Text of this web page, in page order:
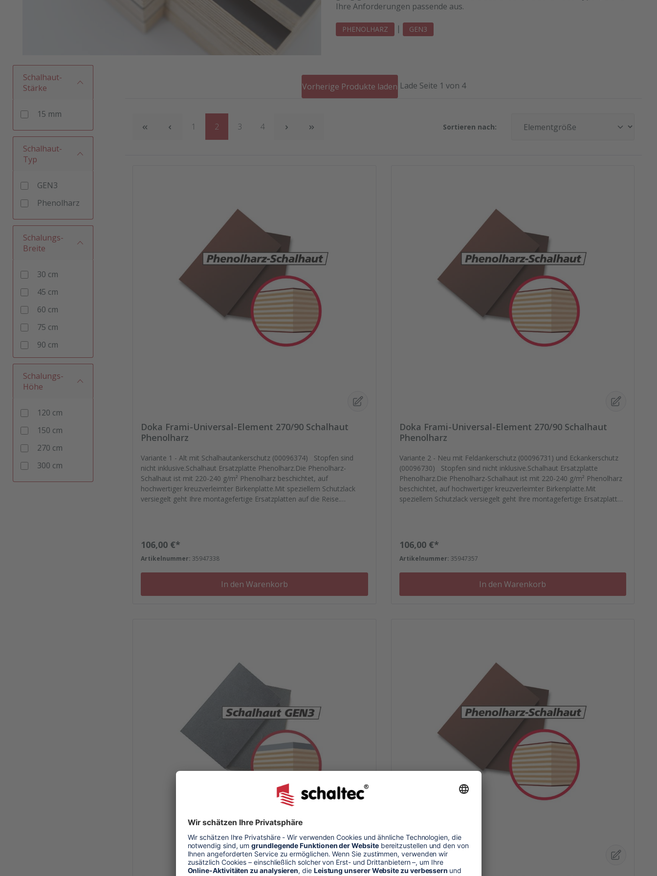
Ihre Anforderungen passende aus.
PHENOLHARZ | GEN3
Schalhaut-
Stärke
15 mm
Schalhaut-
Typ
GEN3
Phenolharz
Schalungs-
Breite
30 cm
45 cm
60 cm
75 cm
90 cm
Schalungs-
Höhe
120 cm
150 cm
270 cm
300 cm
Vorherige Produkte laden Lade Seite 1 von 4
Seite
1 Seite
2 Seite
3 Seite
4 Sortieren nach:
Doka Frami-Universal-Element 270/90 Schalhaut
Phenolharz
Variante 1 - Alt mit Schalhautankerschutz (00096374) Stopfen sind
nicht inklusive.Schalhaut Ersatzplatte Phenolharz.Die Phenolharz-
Schalhaut ist mit 220-240 g/m² Phenolharz beschichtet, auf
hochwertiger kreuzverleimter Birkenplatte.Mit speziellem Schutzlack
versiegelt geht Ihre montagefertige Ersatzplatten auf die Reise.
zu Reparaturplättchen.
Regulärer Preis:
106,00 €*
Artikelnummer: 35947338
In den Warenkorb
Doka Frami-Universal-Element 270/90 Schalhaut
Phenolharz
Variante 2 - Neu mit Feldankerschutz (00096731) und Eckankerschutz
(00096730) Stopfen sind nicht inklusive.Schalhaut Ersatzplatte
Phenolharz.Die Phenolharz-Schalhaut ist mit 220-240 g/m² Phenolharz
beschichtet, auf hochwertiger kreuzverleimter Birkenplatte.Mit
speziellem Schutzlack versiegelt geht Ihre montagefertige Ersatzplatten
Kunststoffeinsätzen bis zu Reparaturplättchen.
Regulärer Preis:
106,00 €*
Artikelnummer: 35947357
In den Warenkorb